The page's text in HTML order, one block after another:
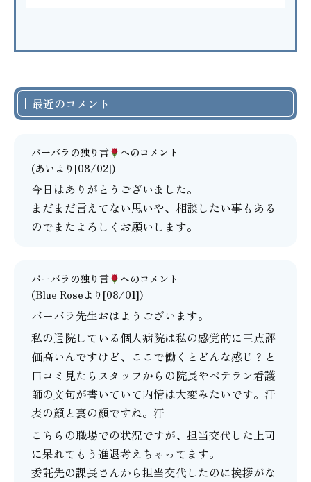
最近のコメント
バーバラの独り言
へのコメント
(あいより[08/02])
今日はありがとうございました。
まだまだ言えてない思いや、相談したい事もある
のでまたよろしくお願いします。
バーバラの独り言
へのコメント
(Blue Roseより[08/01])
バーバラ先生おはようございます。
私の通院している個人病院は私の感覚的に三点評
価高いんですけど、ここで働くとどんな感じ？と
口コミ見たらスタッフからの院長やベテラン看護
師の文句が書いていて内情は大変みたいです。汗
表の顔と裏の顔ですね。汗
こちらの職場での状況ですが、担当交代した上司
に呆れてもう進退考えちゃってます。
委託先の課長さんから担当交代したのに挨拶がな